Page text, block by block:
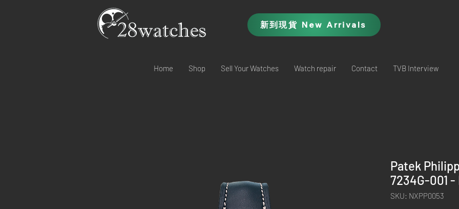
新到現貨 New Arrivals
Home Shop Sell Your Watches Watch repair Contact TVB Interview
Patek
7234G-001 -
SKU: NXPP0053